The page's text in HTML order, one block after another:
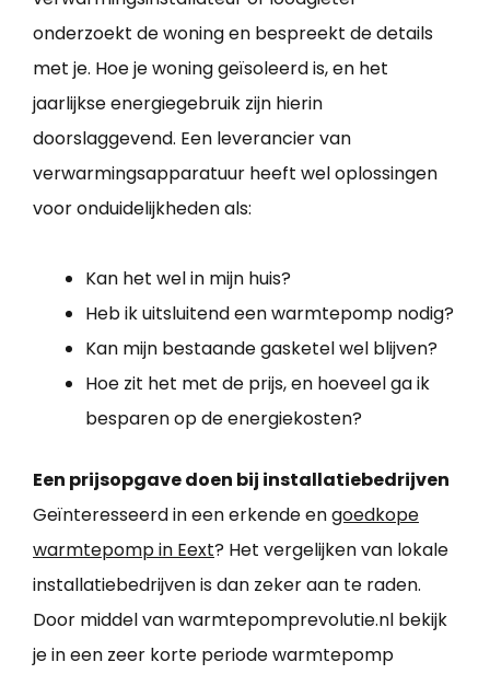
onderzoekt de woning en bespreekt de details
met je. Hoe je woning geïsoleerd is, en het
jaarlijkse energiegebruik zijn hierin
doorslaggevend. Een leverancier van
verwarmingsapparatuur heeft wel oplossingen
voor onduidelijkheden als:
Kan het wel in mijn huis?
Heb ik uitsluitend een warmtepomp nodig?
Kan mijn bestaande gasketel wel blijven?
Hoe zit het met de prijs, en hoeveel ga ik
besparen op de energiekosten?
Een prijsopgave doen bij installatiebedrijven
Geïnteresseerd in een erkende engoedkope
warmtepomp in Eext? Het vergelijken van lokale
installatiebedrijven is dan zeker aan te raden.
Door middel van warmtepomprevolutie.nl bekijk
je in een zeer korte periode warmtepomp